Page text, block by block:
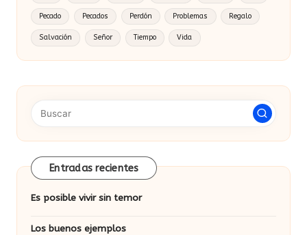
Pecado Pecados Perdón Problemas Regalo
Salvación Señor Tiempo Vida
Entradas recientes
Es posible vivir sin temor
Los buenos ejemplos